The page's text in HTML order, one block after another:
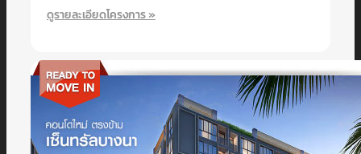
ดูรายละเอียดโครงการ »